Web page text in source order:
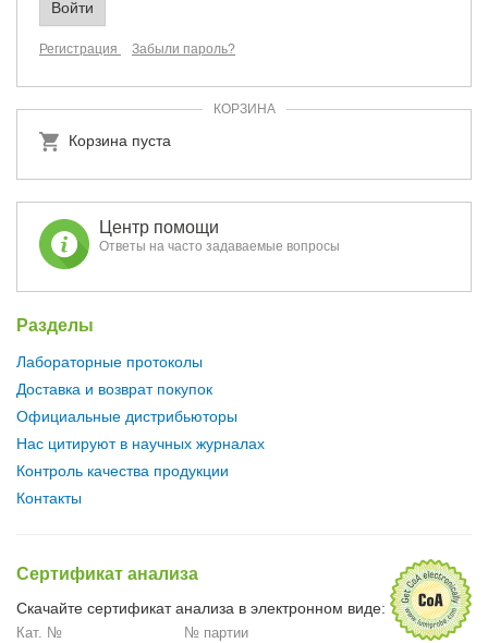
Регистрация Забыли пароль?
КОРЗИНА
Корзина пуста
Центр помощи
Ответы на часто задаваемые вопросы
Разделы
Лабораторные протоколы
Доставка и возврат покупок
Официальные дистрибьюторы
Нас цитируют в научных журналах
Контроль качества продукции
Контакты
Сертификат анализа
Скачайте сертификат анализа в электронном виде:
Кат. № № партии